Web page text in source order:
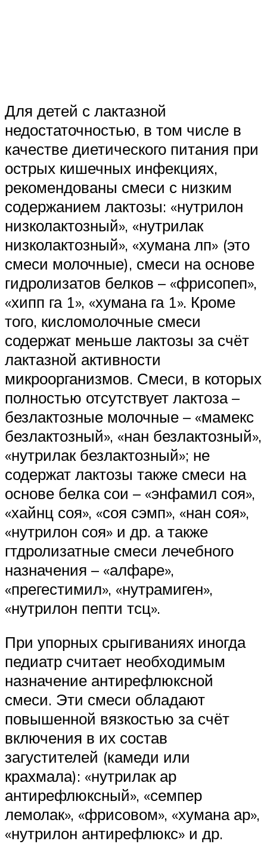
Для детей с лактазной
недостаточностью, в том числе в
качестве диетического питания при
острых кишечных инфекциях,
рекомендованы смеси с низким
содержанием лактозы: «нутрилон
низколактозный», «нутрилак
низколактозный», «хумана лп» (это
смеси молочные), смеси на основе
гидролизатов белков – «фрисопеп»,
«хипп га 1», «хумана га 1». Кроме
того, кисломолочные смеси
содержат меньше лактозы за счёт
лактазной активности
микроорганизмов. Смеси, в которых
полностью отсутствует лактоза –
безлактозные молочные – «мамекс
безлактозный», «нан безлактозный»,
«нутрилак безлактозный»; не
содержат лактозы также смеси на
основе белка сои – «энфамил соя»,
«хайнц соя», «соя сэмп», «нан соя»,
«нутрилон соя» и др. а также
гтдролизатные смеси лечебного
назначения – «алфаре»,
«прегестимил», «нутрамиген»,
«нутрилон пепти тсц».
При упорных срыгиваниях иногда
педиатр считает необходимым
назначение антирефлюксной
смеси. Эти смеси обладают
повышенной вязкостью за счёт
включения в их состав
загустителей (камеди или
крахмала): «нутрилак ар
антирефлюксный», «семпер
лемолак», «фрисовом», «хумана ар»,
«нутрилон антирефлюкс» и др.